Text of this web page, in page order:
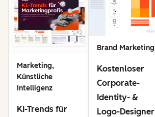
Marketing,
Künstliche
Intelligenz
KI-Trends für
Brand Marketing
Kostenloser
Corporate-
Identity- &
Logo-Designer